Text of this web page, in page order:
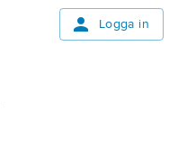
Logga in